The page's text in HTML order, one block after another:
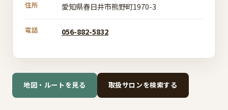
住所 愛知県春日井市熊野町1970-3
電話 056-882-5832
地図・ルートを見る 取扱サロンを検索する